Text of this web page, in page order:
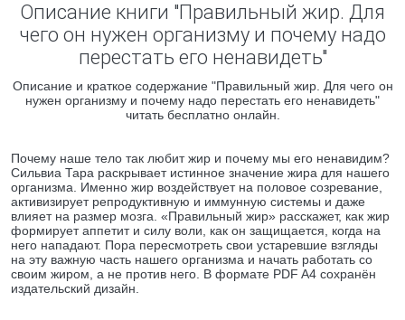
Описание книги "Правильный жир. Для
чего он нужен организму и почему надо
перестать его ненавидеть"
Описание и краткое содержание "Правильный жир. Для чего он
нужен организму и почему надо перестать его ненавидеть"
читать бесплатно онлайн.
Почему наше тело так любит жир и почему мы его ненавидим?
Сильвиа Тара раскрывает истинное значение жира для нашего
организма. Именно жир воздействует на половое созревание,
активизирует репродуктивную и иммунную системы и даже
влияет на размер мозга. «Правильный жир» расскажет, как жир
формирует аппетит и силу воли, как он защищается, когда на
него нападают. Пора пересмотреть свои устаревшие взгляды
на эту важную часть нашего организма и начать работать со
своим жиром, а не против него. В формате PDF A4 сохранён
издательский дизайн.